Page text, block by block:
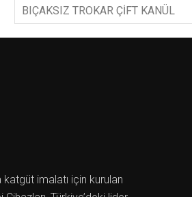
BIÇAKSIZ TROKAR ÇİFT KANÜL
katgüt imalatı için kurulan